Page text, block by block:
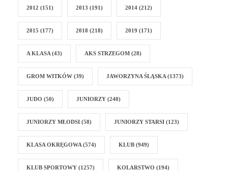
2012 (151) 2013 (191) 2014 (212)
2015 (177) 2018 (218) 2019 (171)
A KLASA (43) AKS STRZEGOM (28)
GROM WITKÓW (39) JAWORZYNA ŚLĄSKA (1373)
JUDO (50) JUNIORZY (240)
JUNIORZY MŁODSI (58) JUNIORZY STARSI (123)
KLASA OKRĘGOWA (574) KLUB (949)
KLUB SPORTOWY (1257) KOLARSTWO (194)